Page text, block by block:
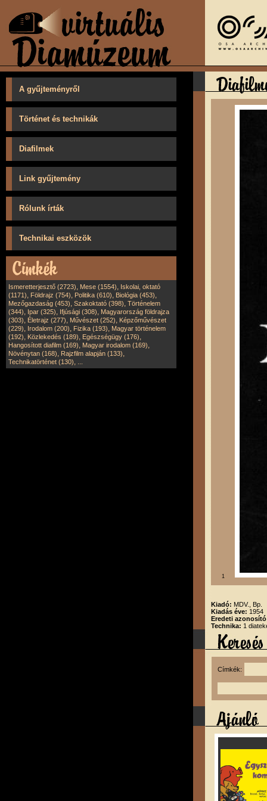
A gyűjteményről
Történet és technikák
Diafilmek
Link gyűjtemény
Rólunk írták
Technikai eszközök
Ismeretterjesztő (2723), Mese (1554), Iskolai, oktató
(1171), Földrajz (754), Politika (610), Biológia (453),
Mezőgazdaság (453), Szakoktató (398), Történelem
(344), Ipar (325), Ifjúsági (308), Magyarország földrajza
(303), Életrajz (277), Művészet (252), Képzőművészet
(229), Irodalom (200), Fizika (193), Magyar történelem
(192), Közlekedés (189), Egészségügy (176),
Hangosított diafilm (169), Magyar irodalom (169),
Növénytan (168), Rajzfilm alapján (133),
Technikatörténet (130),
1
Kiadó: MDV., Bp.
Kiadás éve: 1954
Eredeti
Technika: 1
Címkék: